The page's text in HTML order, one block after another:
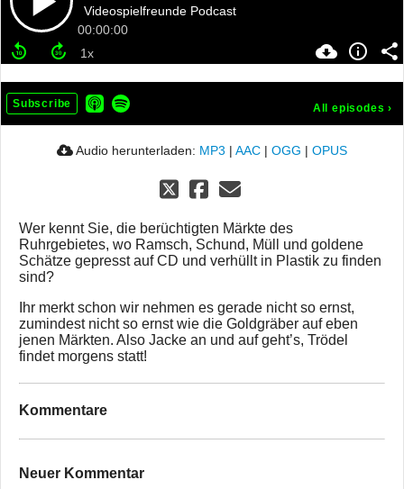
Videospielfreunde Podcast
00:00:00
Subscribe All episodes ›
Audio herunterladen: MP3 | AAC | OGG | OPUS
Wer kennt Sie, die berüchtigten Märkte des
Ruhrgebietes, wo Ramsch, Schund, Müll und goldene
Schätze gepresst auf CD und verhüllt in Plastik zu finden
sind?
Ihr merkt schon wir nehmen es gerade nicht so ernst,
zumindest nicht so ernst wie die Goldgräber auf eben
jenen Märkten. Also Jacke an und auf geht’s, Trödel
findet morgens statt!
Kommentare
Neuer Kommentar